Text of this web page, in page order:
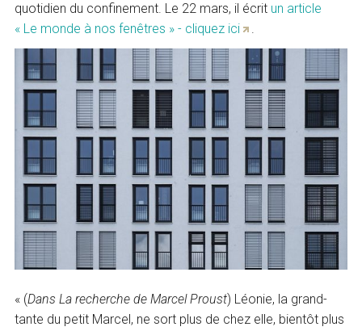
quotidien du confinement. Le 22 mars, il écrit un article
« Le monde à nos fenêtres » - cliquez ici
.
« (Dans La recherche de Marcel Proust) Léonie, la grand-
tante du petit Marcel, ne sort plus de chez elle, bientôt plus